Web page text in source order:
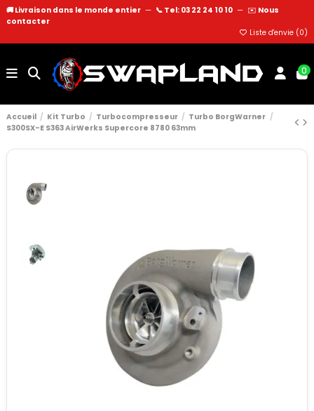
🚚 Livraison dans le monde entier — 📞 Tel: 03 22 24 10 10 — ✉️ Nous
contacter
Liste d'envie (0)
0
Accueil Kit Turbo Turbocompresseur
Turbo BorgWarner
S300SX-E S363 AirWerks Supercore 8780 63mm